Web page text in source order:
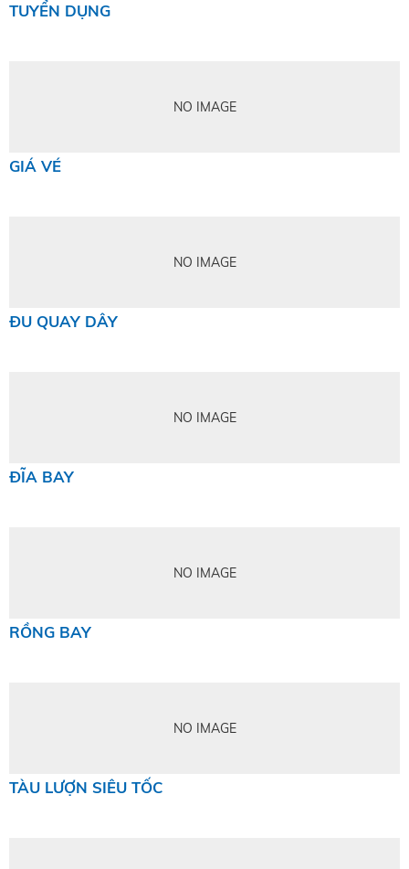
TUYỂN DỤNG
NO IMAGE
GIÁ VÉ
NO IMAGE
ĐU QUAY DÂY
NO IMAGE
ĐĨA BAY
NO IMAGE
RỒNG BAY
NO IMAGE
TÀU LƯỢN SIÊU TỐC